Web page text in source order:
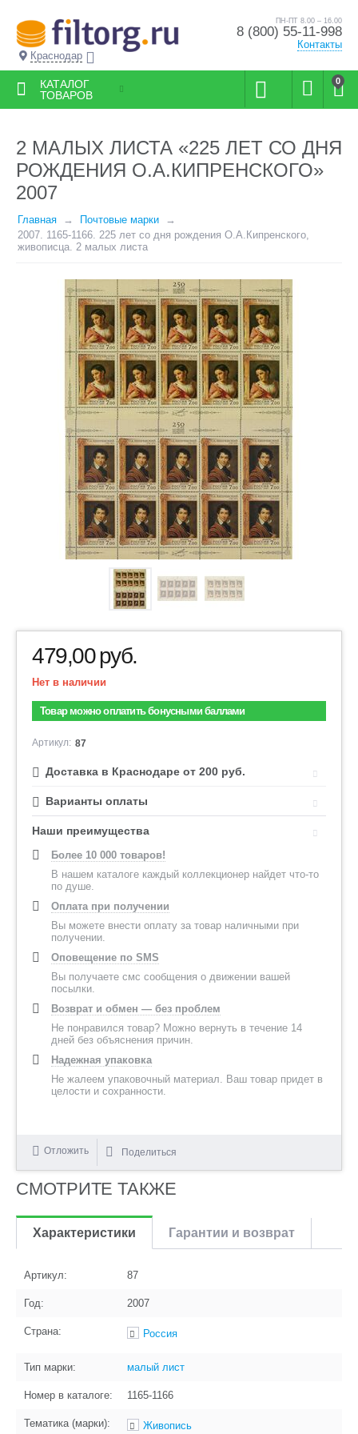
Краснодар
ПН-ПТ 8.00 – 16.00
8 (800) 55-11-998
Контакты
0
КАТАЛОГ
ТОВАРОВ
2 МАЛЫХ ЛИСТА «225 ЛЕТ СО ДНЯ
РОЖДЕНИЯ О.А.КИПРЕНСКОГО»
2007
Главная
Почтовые марки
2007. 1165-1166. 225 лет со дня рождения О.А.Кипренского,
живописца. 2 малых листа
479,00руб.
Нет в наличии
Товар можно оплатить бонусными баллами
Артикул: 87
Доставка в Краснодаре от 200 руб.
Варианты оплаты
Наши преимущества
Более 10 000 товаров!
В нашем каталоге каждый коллекционер найдет что-то
по душе.
Оплата при получении
Вы можете внести оплату за товар наличными при
получении.
Оповещение по SMS
Вы получаете смс сообщения о движении вашей
посылки.
Возврат и обмен — без проблем
Не понравился товар? Можно вернуть в течение 14
дней без объяснения причин.
Надежная упаковка
Не жалеем упаковочный материал. Ваш товар придет в
целости и сохранности.
Отложить Поделиться
СМОТРИТЕ ТАКЖЕ
Характеристики Гарантии и возврат
Артикул: 87
Год: 2007
Страна: Россия
Тип марки: малый лист
Номер в каталоге: 1165-1166
Тематика (марки): Живопись